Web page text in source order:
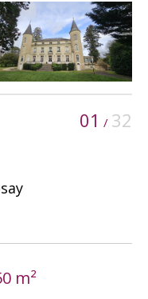
01 / 32
m²
PISCINE